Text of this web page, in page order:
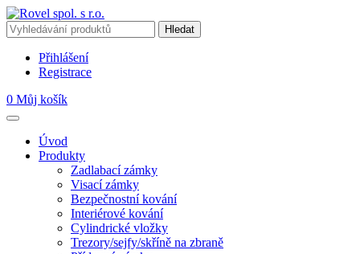
Přihlášení
Registrace
0 Můj košík
Úvod
Produkty
Zadlabací zámky
Visací zámky
Bezpečnostní kování
Interiérové kování
Cylindrické vložky
Trezory/sejfy/skříně na zbraně